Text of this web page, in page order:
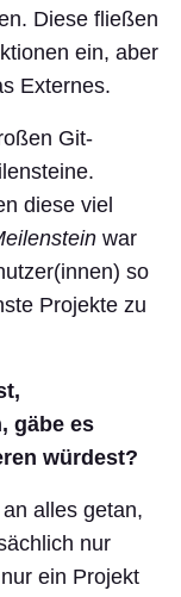
Diese fließen
ein, aber
Externes.
Git-
diese viel
war
so
Projekte zu
gäbe es
würdest?
alles getan,
nur
ein Projekt